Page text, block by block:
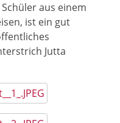
aus einem
ist ein gut
Jutta